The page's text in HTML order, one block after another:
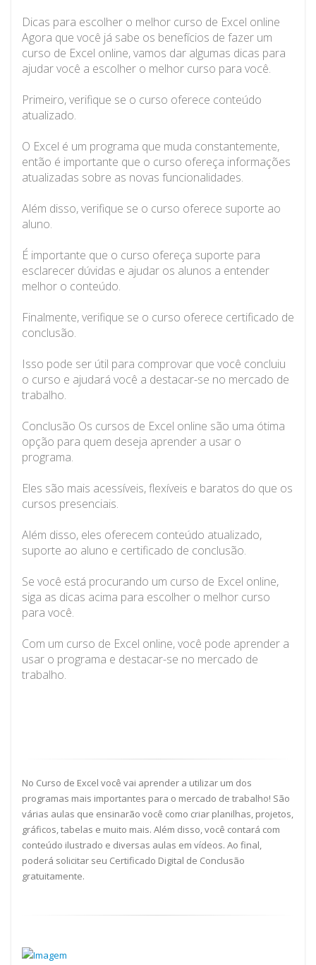
Dicas para escolher o melhor curso de Excel online
Agora que você já sabe os benefícios de fazer um
curso de Excel online, vamos dar algumas dicas para
ajudar você a escolher o melhor curso para você.
Primeiro, verifique se o curso oferece conteúdo
atualizado.
O Excel é um programa que muda constantemente,
então é importante que o curso ofereça informações
atualizadas sobre as novas funcionalidades.
Além disso, verifique se o curso oferece suporte ao
aluno.
É importante que o curso ofereça suporte para
esclarecer dúvidas e ajudar os alunos a entender
melhor o conteúdo.
Finalmente, verifique se o curso oferece certificado de
conclusão.
Isso pode ser útil para comprovar que você concluiu
o curso e ajudará você a destacar-se no mercado de
trabalho.
Conclusão Os cursos de Excel online são uma ótima
opção para quem deseja aprender a usar o
programa.
Eles são mais acessíveis, flexíveis e baratos do que os
cursos presenciais.
Além disso, eles oferecem conteúdo atualizado,
suporte ao aluno e certificado de conclusão.
Se você está procurando um curso de Excel online,
siga as dicas acima para escolher o melhor curso
para você.
Com um curso de Excel online, você pode aprender a
usar o programa e destacar-se no mercado de
trabalho.
No Curso de Excel você vai aprender a utilizar um dos
programas mais importantes para o mercado de trabalho! São
várias aulas que ensinarão você como criar planilhas, projetos,
gráficos, tabelas e muito mais. Além disso, você contará com
conteúdo ilustrado e diversas aulas em vídeos. Ao final,
poderá solicitar seu Certificado Digital de Conclusão
gratuitamente.